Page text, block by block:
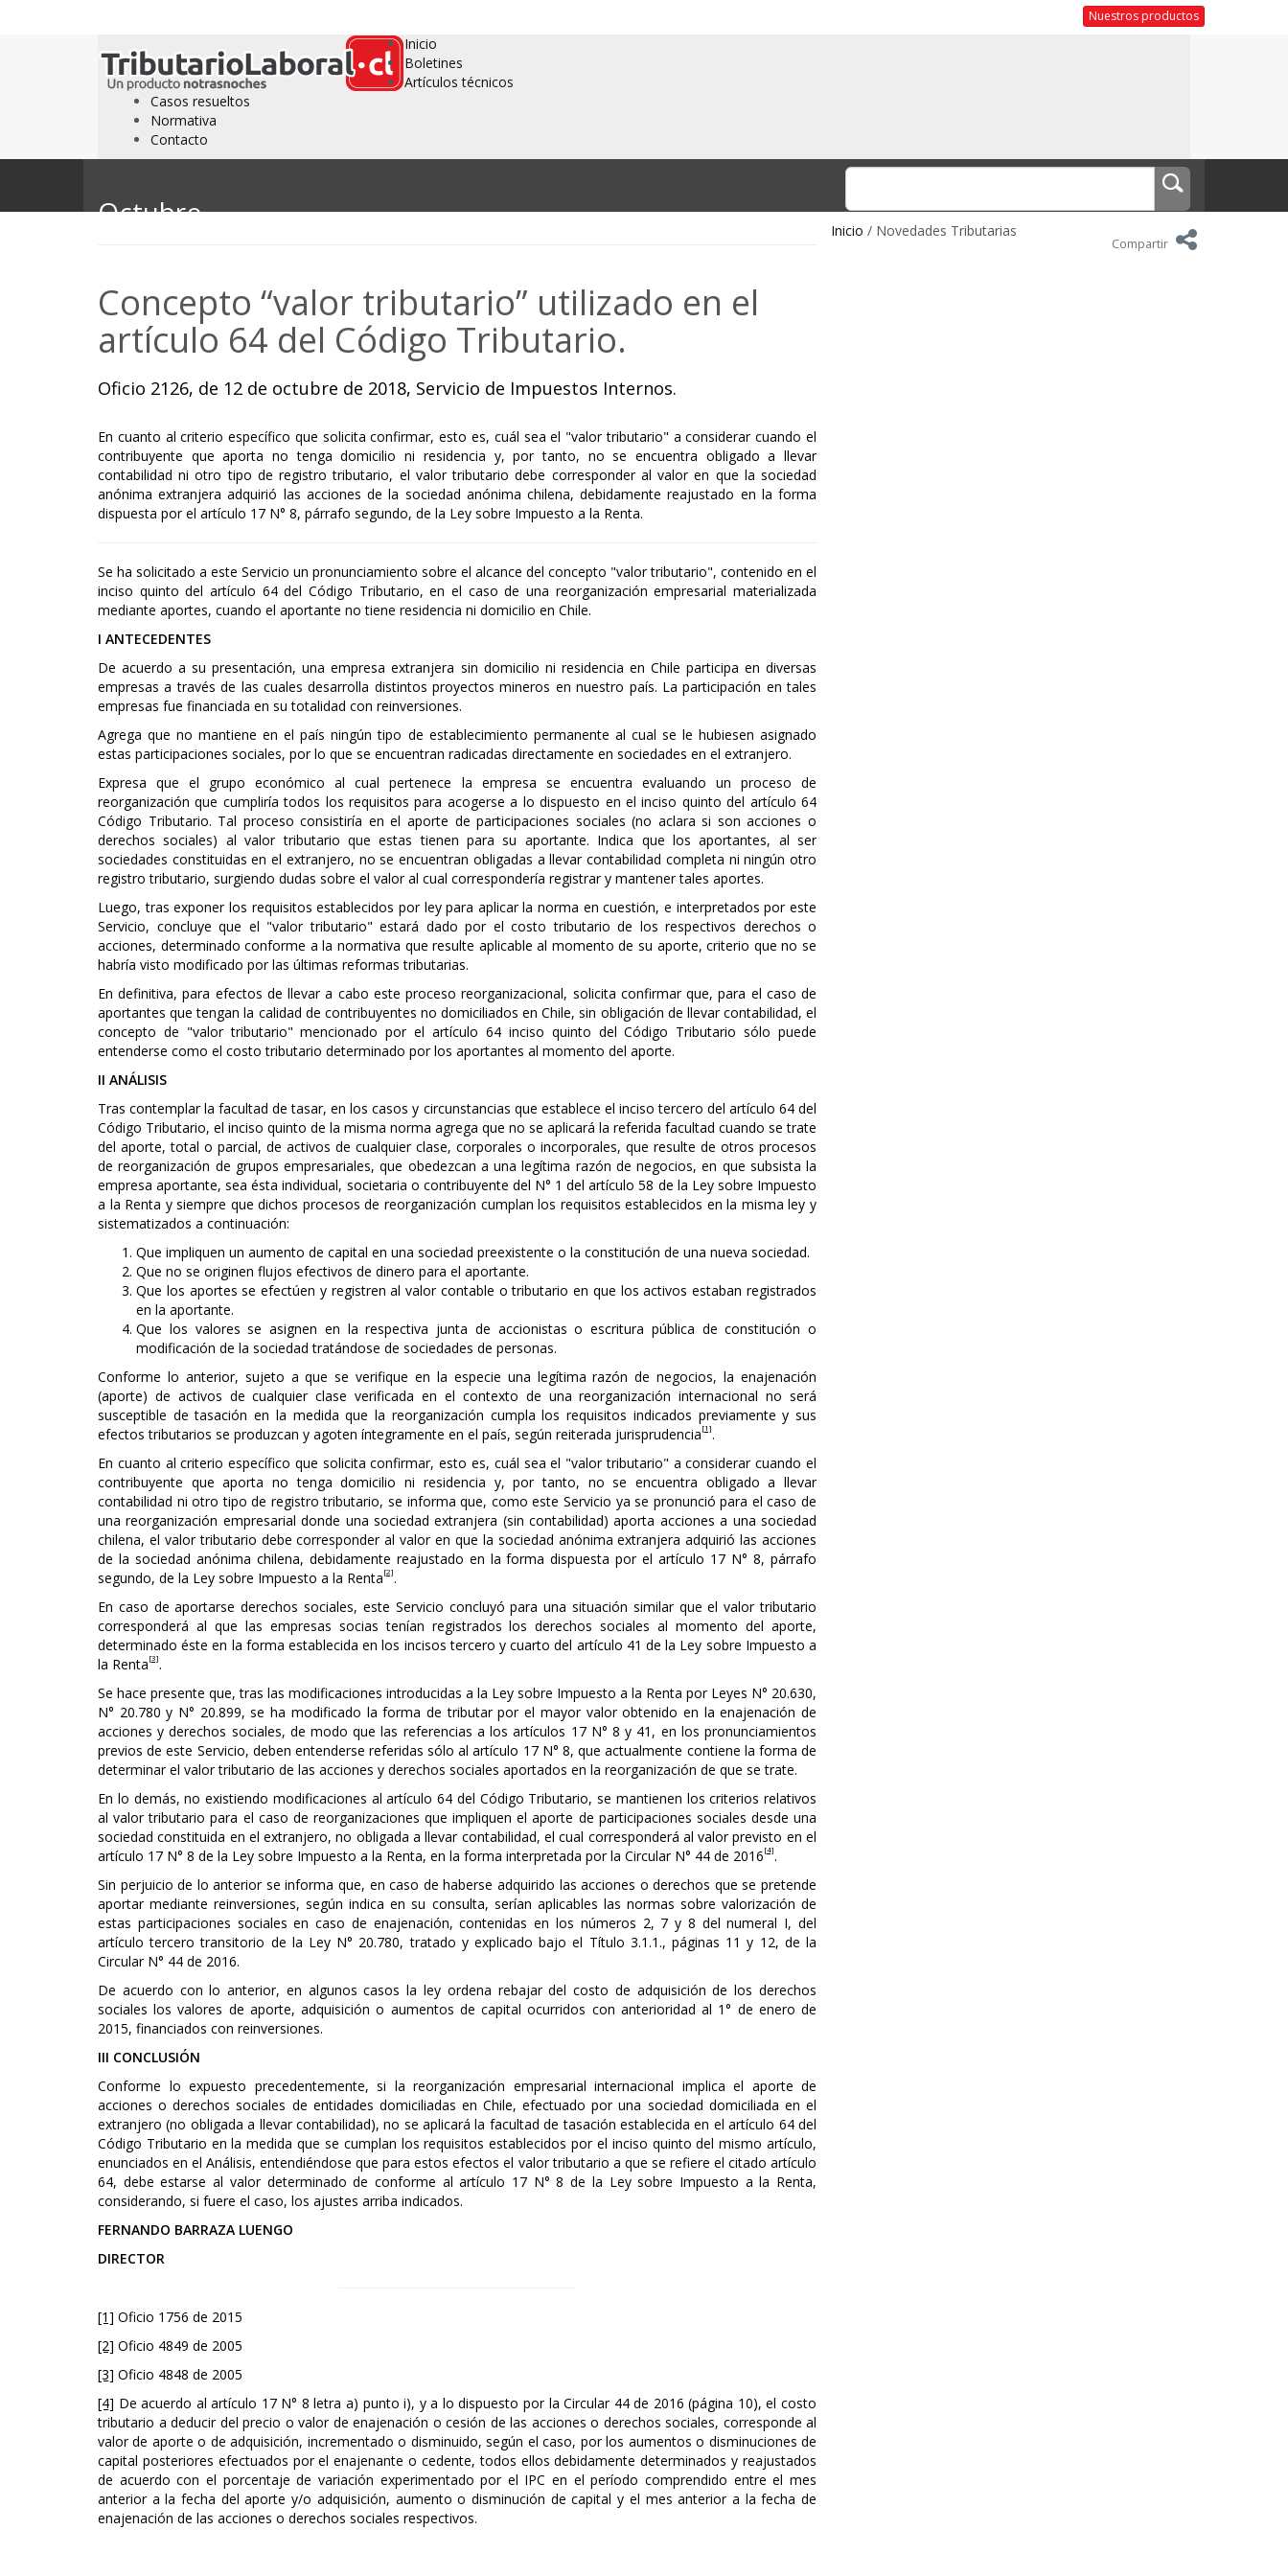
Nuestros productos
Inicio
Boletines
Artículos técnicos
Casos resueltos
Normativa
Contacto
Octubre
Inicio / Novedades Tributarias
Compartir
Concepto “valor tributario” utilizado en el
artículo 64 del Código Tributario.
Oficio 2126, de 12 de octubre de 2018, Servicio de Impuestos Internos.
En cuanto al criterio específico que solicita confirmar, esto es, cuál sea el "valor tributario" a considerar cuando el
contribuyente que aporta no tenga domicilio ni residencia y, por tanto, no se encuentra obligado a llevar
contabilidad ni otro tipo de registro tributario, el valor tributario debe corresponder al valor en que la sociedad
anónima extranjera adquirió las acciones de la sociedad anónima chilena, debidamente reajustado en la forma
dispuesta por el artículo 17 N° 8, párrafo segundo, de la Ley sobre Impuesto a la Renta.
Se ha solicitado a este Servicio un pronunciamiento sobre el alcance del concepto "valor tributario", contenido en el
inciso quinto del artículo 64 del Código Tributario, en el caso de una reorganización empresarial materializada
mediante aportes, cuando el aportante no tiene residencia ni domicilio en Chile.
I ANTECEDENTES
De acuerdo a su presentación, una empresa extranjera sin domicilio ni residencia en Chile participa en diversas
empresas a través de las cuales desarrolla distintos proyectos mineros en nuestro país. La participación en tales
empresas fue financiada en su totalidad con reinversiones.
Agrega que no mantiene en el país ningún tipo de establecimiento permanente al cual se le hubiesen asignado
estas participaciones sociales, por lo que se encuentran radicadas directamente en sociedades en el extranjero.
Expresa que el grupo económico al cual pertenece la empresa se encuentra evaluando un proceso de
reorganización que cumpliría todos los requisitos para acogerse a lo dispuesto en el inciso quinto del artículo 64
Código Tributario. Tal proceso consistiría en el aporte de participaciones sociales (no aclara si son acciones o
derechos sociales) al valor tributario que estas tienen para su aportante. Indica que los aportantes, al ser
sociedades constituidas en el extranjero, no se encuentran obligadas a llevar contabilidad completa ni ningún otro
registro tributario, surgiendo dudas sobre el valor al cual correspondería registrar y mantener tales aportes.
Luego, tras exponer los requisitos establecidos por ley para aplicar la norma en cuestión, e interpretados por este
Servicio, concluye que el "valor tributario" estará dado por el costo tributario de los respectivos derechos o
acciones, determinado conforme a la normativa que resulte aplicable al momento de su aporte, criterio que no se
habría visto modificado por las últimas reformas tributarias.
En definitiva, para efectos de llevar a cabo este proceso reorganizacional, solicita confirmar que, para el caso de
aportantes que tengan la calidad de contribuyentes no domiciliados en Chile, sin obligación de llevar contabilidad, el
concepto de "valor tributario" mencionado por el artículo 64 inciso quinto del Código Tributario sólo puede
entenderse como el costo tributario determinado por los aportantes al momento del aporte.
II ANÁLISIS
Tras contemplar la facultad de tasar, en los casos y circunstancias que establece el inciso tercero del artículo 64 del
Código Tributario, el inciso quinto de la misma norma agrega que no se aplicará la referida facultad cuando se trate
del aporte, total o parcial, de activos de cualquier clase, corporales o incorporales, que resulte de otros procesos
de reorganización de grupos empresariales, que obedezcan a una legítima razón de negocios, en que subsista la
empresa aportante, sea ésta individual, societaria o contribuyente del N° 1 del artículo 58 de la Ley sobre Impuesto
a la Renta y siempre que dichos procesos de reorganización cumplan los requisitos establecidos en la misma ley y
sistematizados a continuación:
Que impliquen un aumento de capital en una sociedad preexistente o la constitución de una nueva sociedad.
Que no se originen flujos efectivos de dinero para el aportante.
Que los aportes se efectúen y registren al valor contable o tributario en que los activos estaban registrados
en la aportante.
Que los valores se asignen en la respectiva junta de accionistas o escritura pública de constitución o
modificación de la sociedad tratándose de sociedades de personas.
Conforme lo anterior, sujeto a que se verifique en la especie una legítima razón de negocios, la enajenación
(aporte) de activos de cualquier clase verificada en el contexto de una reorganización internacional no será
susceptible de tasación en la medida que la reorganización cumpla los requisitos indicados previamente y sus
efectos tributarios se produzcan y agoten íntegramente en el país, según reiterada jurisprudencia [1].
En cuanto al criterio específico que solicita confirmar, esto es, cuál sea el "valor tributario" a considerar cuando el
contribuyente que aporta no tenga domicilio ni residencia y, por tanto, no se encuentra obligado a llevar
contabilidad ni otro tipo de registro tributario, se informa que, como este Servicio ya se pronunció para el caso de
una reorganización empresarial donde una sociedad extranjera (sin contabilidad) aporta acciones a una sociedad
chilena, el valor tributario debe corresponder al valor en que la sociedad anónima extranjera adquirió las acciones
de la sociedad anónima chilena, debidamente reajustado en la forma dispuesta por el artículo 17 N° 8, párrafo
segundo, de la Ley sobre Impuesto a la Renta [2].
En caso de aportarse derechos sociales, este Servicio concluyó para una situación similar que el valor tributario
corresponderá al que las empresas socias tenían registrados los derechos sociales al momento del aporte,
determinado éste en la forma establecida en los incisos tercero y cuarto del artículo 41 de la Ley sobre Impuesto a
la Renta [3].
Se hace presente que, tras las modificaciones introducidas a la Ley sobre Impuesto a la Renta por Leyes N° 20.630,
N° 20.780 y N° 20.899, se ha modificado la forma de tributar por el mayor valor obtenido en la enajenación de
acciones y derechos sociales, de modo que las referencias a los artículos 17 N° 8 y 41, en los pronunciamientos
previos de este Servicio, deben entenderse referidas sólo al artículo 17 N° 8, que actualmente contiene la forma de
determinar el valor tributario de las acciones y derechos sociales aportados en la reorganización de que se trate.
En lo demás, no existiendo modificaciones al artículo 64 del Código Tributario, se mantienen los criterios relativos
al valor tributario para el caso de reorganizaciones que impliquen el aporte de participaciones sociales desde una
sociedad constituida en el extranjero, no obligada a llevar contabilidad, el cual corresponderá al valor previsto en el
artículo 17 N° 8 de la Ley sobre Impuesto a la Renta, en la forma interpretada por la Circular N° 44 de 2016 [4].
Sin perjuicio de lo anterior se informa que, en caso de haberse adquirido las acciones o derechos que se pretende
aportar mediante reinversiones, según indica en su consulta, serían aplicables las normas sobre valorización de
estas participaciones sociales en caso de enajenación, contenidas en los números 2, 7 y 8 del numeral I, del
artículo tercero transitorio de la Ley N° 20.780, tratado y explicado bajo el Título 3.1.1., páginas 11 y 12, de la
Circular N° 44 de 2016.
De acuerdo con lo anterior, en algunos casos la ley ordena rebajar del costo de adquisición de los derechos
sociales los valores de aporte, adquisición o aumentos de capital ocurridos con anterioridad al 1° de enero de
2015, financiados con reinversiones.
III CONCLUSIÓN
Conforme lo expuesto precedentemente, si la reorganización empresarial internacional implica el aporte de
acciones o derechos sociales de entidades domiciliadas en Chile, efectuado por una sociedad domiciliada en el
extranjero (no obligada a llevar contabilidad), no se aplicará la facultad de tasación establecida en el artículo 64 del
Código Tributario en la medida que se cumplan los requisitos establecidos por el inciso quinto del mismo artículo,
enunciados en el Análisis, entendiéndose que para estos efectos el valor tributario a que se refiere el citado artículo
64, debe estarse al valor determinado de conforme al artículo 17 N° 8 de la Ley sobre Impuesto a la Renta,
considerando, si fuere el caso, los ajustes arriba indicados.
FERNANDO BARRAZA LUENGO
DIRECTOR
[1] Oficio 1756 de 2015
[2] Oficio 4849 de 2005
[3] Oficio 4848 de 2005
[4] De acuerdo al artículo 17 N° 8 letra a) punto i), y a lo dispuesto por la Circular 44 de 2016 (página 10), el costo
tributario a deducir del precio o valor de enajenación o cesión de las acciones o derechos sociales, corresponde al
valor de aporte o de adquisición, incrementado o disminuido, según el caso, por los aumentos o disminuciones de
capital posteriores efectuados por el enajenante o cedente, todos ellos debidamente determinados y reajustados
de acuerdo con el porcentaje de variación experimentado por el IPC en el período comprendido entre el mes
anterior a la fecha del aporte y/o adquisición, aumento o disminución de capital y el mes anterior a la fecha de
enajenación de las acciones o derechos sociales respectivos.